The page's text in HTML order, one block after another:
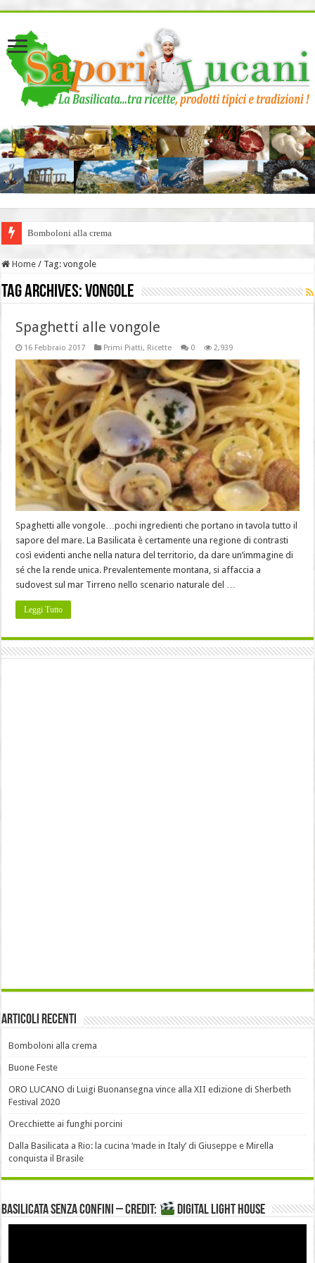
Bomboloni alla crema
Home / Tag:vongole
Tag Archives:vongole
Spaghetti alle vongole
16 Febbraio 2017 Primi Piatti, Ricette 0 2,939
Spaghetti alle vongole…pochi ingredienti che portano in tavola tutto il
sapore del mare. La Basilicata è certamente una regione di contrasti
così evidenti anche nella natura del territorio, da dare un’immagine di
sé che la rende unica. Prevalentemente montana, si affaccia a
sudovest sul mar Tirreno nello scenario naturale del …
Leggi Tutto
Articoli recenti
Bomboloni alla crema
Buone Feste
ORO LUCANO di Luigi Buonansegna vince alla XII edizione di Sherbeth
Festival 2020
Orecchiette ai funghi porcini
Dalla Basilicata a Rio: la cucina ‘made in Italy’ di Giuseppe e Mirella
conquista il Brasile
Basilicata senza confini – Credit: DIGITAL LIGHT HOUSE